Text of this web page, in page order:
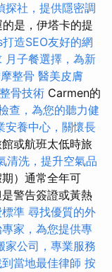
探社，提供隱密調
的是，伊塔卡的提
造SEO友好的網
月子餐選擇，為新
整骨 醫美皮膚
骨技術 Carmen的
查，為您的聽力健
安養中心，關懷長
或航班太低時旅
清洗，提升空氣品
）通常全年可
警告簽證或黃熱
準 尋找優質的外
家，為您提供專
家公司，專業服務
當地最佳律師 按